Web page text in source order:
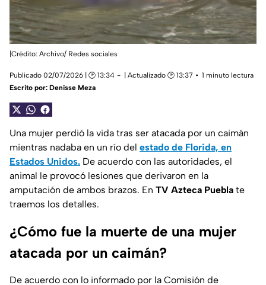
|Crédito: Archivo/ Redes sociales
Publicado 02/07/2026 | 🕑 13:34 | Actualizado 🕑 13:37
1 minuto lectura
Escrito por: Denisse Meza
Una mujer perdió la vida tras ser atacada por un caimán
mientras nadaba en un río del estado de Florida, en
Estados Unidos. De acuerdo con las autoridades, el
animal le provocó lesiones que derivaron en la
amputación de ambos brazos. En TV Azteca Puebla te
traemos los detalles.
¿Cómo fue la muerte de una mujer
atacada por un caimán?
De acuerdo con lo informado por la Comisión de